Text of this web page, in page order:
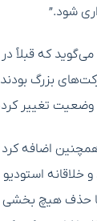
شود.”
بزرگ
وضعیت تغییر
همچنین اضافه
خلاقانه
حذف هیچ بخشی